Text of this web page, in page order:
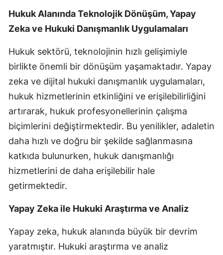
Hukuk Alanında Teknolojik Dönüşüm, Yapay
Zeka ve Hukuki Danışmanlık Uygulamaları
Hukuk sektörü, teknolojinin hızlı gelişimiyle
birlikte önemli bir dönüşüm yaşamaktadır. Yapay
zeka ve dijital hukuki danışmanlık uygulamaları,
hukuk hizmetlerinin etkinliğini ve erişilebilirliğini
artırarak, hukuk profesyonellerinin çalışma
biçimlerini değiştirmektedir. Bu yenilikler, adaletin
daha hızlı ve doğru bir şekilde sağlanmasına
katkıda bulunurken, hukuk danışmanlığı
hizmetlerini de daha erişilebilir hale
getirmektedir.
Yapay Zeka ile Hukuki Araştırma ve Analiz
Yapay zeka, hukuk alanında büyük bir devrim
yaratmıştır. Hukuki araştırma ve analiz